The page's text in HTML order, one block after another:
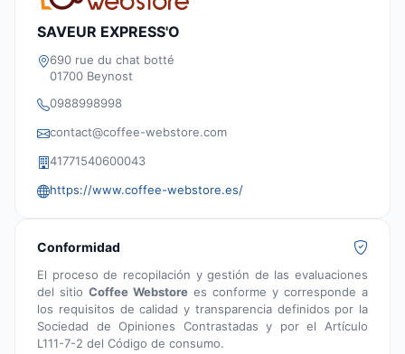
SAVEUR EXPRESS'O
690 rue du chat botté
01700 Beynost
0988998998
contact@coffee-webstore.com
41771540600043
https://www.coffee-webstore.es/
Conformidad
El proceso de recopilación y gestión de las evaluaciones
del sitio Coffee Webstore es conforme y corresponde a
los requisitos de calidad y transparencia definidos por la
Sociedad de Opiniones Contrastadas y por el Artículo
L111-7-2 del Código de consumo.